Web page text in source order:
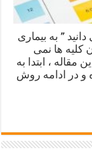
” به بیماری
کلیه ها نمی
مقاله ، ابتدا به
و در ادامه روش